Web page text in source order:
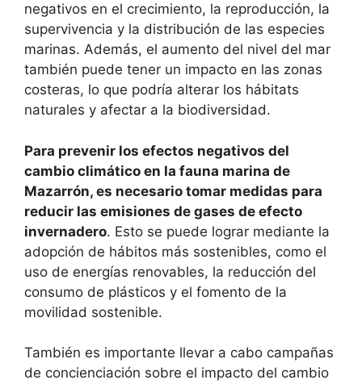
negativos en el crecimiento, la reproducción, la
supervivencia y la distribución de las especies
marinas. Además, el aumento del nivel del mar
también puede tener un impacto en las zonas
costeras, lo que podría alterar los hábitats
naturales y afectar a la biodiversidad.
Para prevenir los efectos negativos del
cambio climático en la fauna marina de
Mazarrón, es necesario tomar medidas para
reducir las emisiones de gases de efecto
invernadero. Esto se puede lograr mediante la
adopción de hábitos más sostenibles, como el
uso de energías renovables, la reducción del
consumo de plásticos y el fomento de la
movilidad sostenible.
También es importante llevar a cabo campañas
de concienciación sobre el impacto del cambio